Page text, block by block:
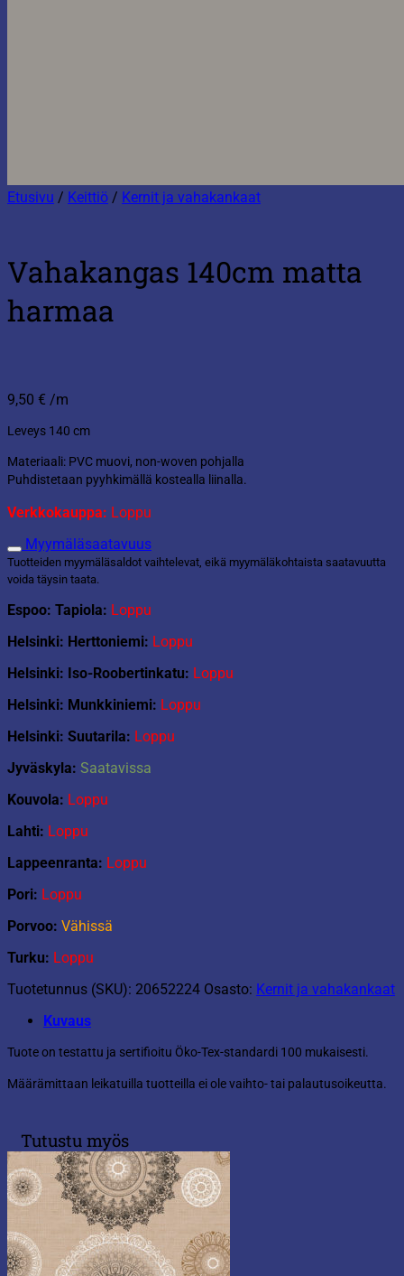
Etusivu / Keittiö / Kernit ja vahakankaat
Vahakangas 140cm matta
harmaa
9,50 € /m
Leveys 140 cm
Materiaali: PVC muovi, non-woven pohjalla
Puhdistetaan pyyhkimällä kostealla liinalla.
Verkkokauppa: Loppu
Myymäläsaatavuus
Tuotteiden myymäläsaldot vaihtelevat, eikä myymäläkohtaista saatavuutta
voida täysin taata.
Espoo: Tapiola: Loppu
Helsinki: Herttoniemi: Loppu
Helsinki: Iso-Roobertinkatu: Loppu
Helsinki: Munkkiniemi: Loppu
Helsinki: Suutarila: Loppu
Jyväskyla: Saatavissa
Kouvola: Loppu
Lahti: Loppu
Lappeenranta: Loppu
Pori: Loppu
Porvoo: Vähissä
Turku: Loppu
Tuotetunnus (SKU): 20652224 Osasto: Kernit ja vahakankaat
Kuvaus
Tuote on testattu ja sertifioitu Öko-Tex-standardi 100 mukaisesti.
Määrämittaan leikatuilla tuotteilla ei ole vaihto- tai palautusoikeutta.
Tutustu myös